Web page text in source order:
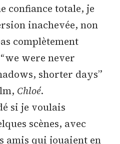
confiance totale, je
inachevée, non
complètement
were never
shorter days”
Chloé.
si je voulais
scènes, avec
amis qui jouaient en